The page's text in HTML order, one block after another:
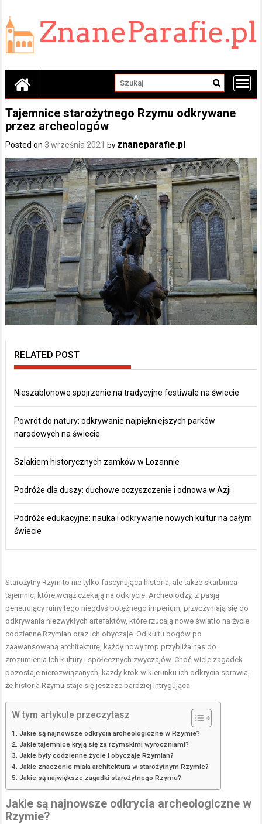
content
Tajemnice starożytnego Rzymu odkrywane
przez archeologów
Posted on 3 września 2021 by znaneparafie.pl
RELATED POST
Nieszablonowe spojrzenie na tradycyjne festiwale na świecie
Powrót do natury: odkrywanie najpiękniejszych parków
narodowych na świecie
Szlakiem historycznych zamków w Lozannie
Podróże dla duszy: duchowe oczyszczenie i odnowa w Azji
Podróże edukacyjne: nauka i odkrywanie nowych kultur na całym
świecie
Starożytny Rzym to nie tylko fascynująca historia, ale także skarbnica
tajemnic, które wciąż czekają na odkrycie. Archeolodzy, z pasją
penetrujący ruiny tego niegdyś potężnego imperium, przyczyniają się do
odkrywania niezwykłych artefaktów, które rzucają nowe światło na życie
codzienne Rzymian oraz ich obyczaje. Od kultu bogów po
zaawansowaną architekturę, każdy nowy trop przybliża nas do
zrozumienia ich kultury i społecznych zwyczajów. Choć wiele zagadek
pozostaje nierozwiązanych, każdy krok w kierunku ich odkrycia sprawia,
że historia Rzymu staje się jeszcze bardziej intrygująca.
W tym artykule przeczytasz
Jakie są najnowsze odkrycia archeologiczne w Rzymie?
Jakie tajemnice kryją się za rzymskimi wyroczniami?
Jakie były codzienne życie i obyczaje Rzymian?
Jakie znaczenie miała architektura w starożytnym Rzymie?
Jakie są największe zagadki starożytnego Rzymu?
Jakie są najnowsze odkrycia archeologiczne w
Rzymie?